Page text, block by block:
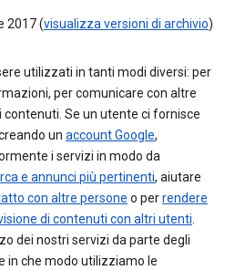
2017 (visualizza versioni di archivio)
utilizzati in tanti modi diversi: per
per comunicare con altre
Se un utente ci fornisce
un account Google,
i servizi in modo da
e annunci più pertinenti, aiutare
con altre persone o perrendere
di contenuti con altri utenti.
dei nostri servizi da parte degli
in che modo utilizziamo le